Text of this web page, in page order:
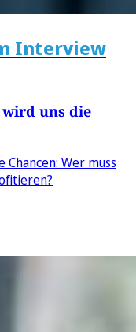
Interview
uns die
Wer muss